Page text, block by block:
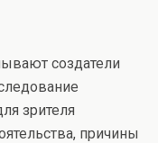
создатели
зрителя
причины